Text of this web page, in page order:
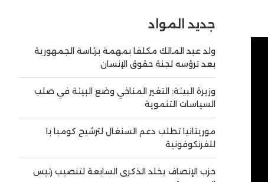
جديد المواد
ولد عبد المالك مكلفا بمهمة برئاسة الجمهورية
بعد ترؤسه لجنة حقوق الإنسان
وزيرة البيئة: التغير المناخي وضع البيئة في صلب
السياسات التنموية
موريتانيا تطلب دعم السنغال لترشيح كومبا با
للفرنكوفونية
حزب الإنصاف يخلد الذكرى السابعة لتنصيب رئيس